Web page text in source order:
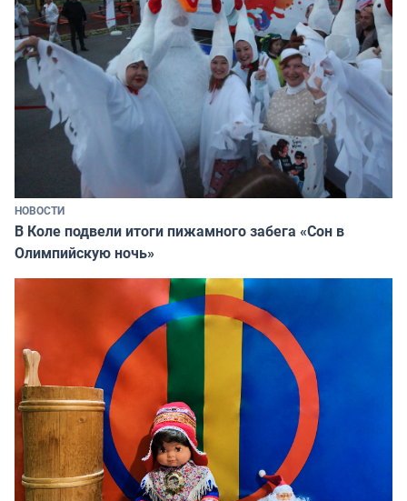
НОВОСТИ
В Коле подвели итоги пижамного забега «Сон в
Олимпийскую ночь»